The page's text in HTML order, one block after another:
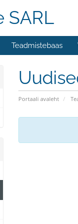
SARL
Teadmistebaas
Portaali avaleht